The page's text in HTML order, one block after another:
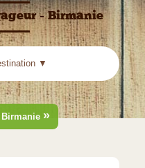
- Birmanie
Birmanie »